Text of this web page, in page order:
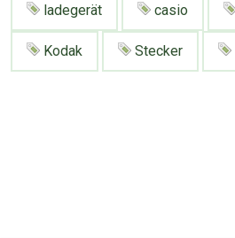
ladegerät casio
Kodak Stecker